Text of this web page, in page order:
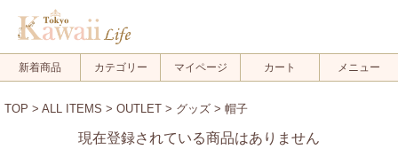
新着商品 カテゴリー マイページ カート メニュー
メルマガ登録
新規会員登録
ログアウト
TOP > ALL ITEMS > OUTLET > グッズ > 帽子
現在登録されている商品はありません